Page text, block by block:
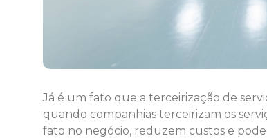
Já é um fato que a terceirização de
quando companhias terceirizam os
fato no negócio, reduzem custos e